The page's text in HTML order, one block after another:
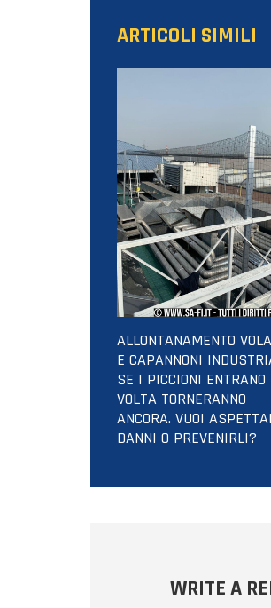
ARTICOLI SIMILI
ALLONTANAMENTO
E CAPANNONI
SE I PICCIONI ENTRANO
VOLTA TORNERANNO
ANCORA. VUOI
DANNI O PREVENIRLI?
WRITE A